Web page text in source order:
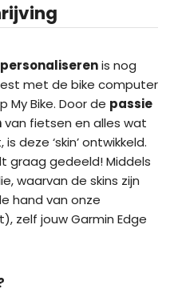
personaliserenis nog
met de bike computer
My Bike. Door de passie
van fietsen en alles wat
deze ‘skin’ ontwikkeld.
graag gedeeld! Middels
waarvan de skins zijn
hand van onze
zelf jouw Garmin Edge